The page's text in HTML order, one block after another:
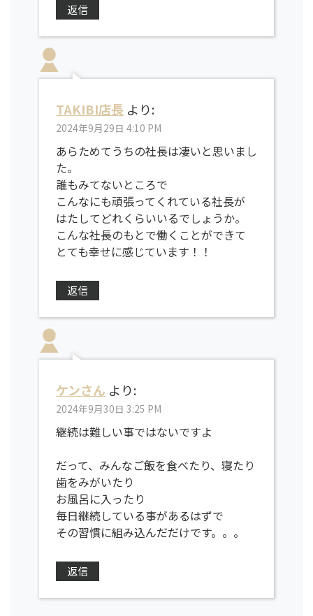
返信
TAKIBI店長 より:
2024年9月29日 4:10 PM
あらためてうちの社長は凄いと思いまし
た。
誰もみてないところで
こんなにも頑張ってくれている社長が
はたしてどれくらいいるでしょうか。
こんな社長のもとで働くことができて
とても幸せに感じています！！
返信
ケンさん より:
2024年9月30日 3:25 PM
継続は難しい事ではないですよ
だって、みんなご飯を食べたり、寝たり
歯をみがいたり
お風呂に入ったり
毎日継続している事があるはずで
その習慣に組み込んだだけです。。。
返信